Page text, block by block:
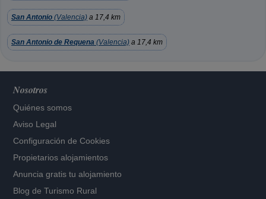
San Antonio (Valencia) a 17,4 km
San Antonio de Requena (Valencia) a 17,4 km
Nosotros
Quiénes somos
Aviso Legal
Configuración de Cookies
Propietarios alojamientos
Anuncia gratis tu alojamiento
Blog de Turismo Rural